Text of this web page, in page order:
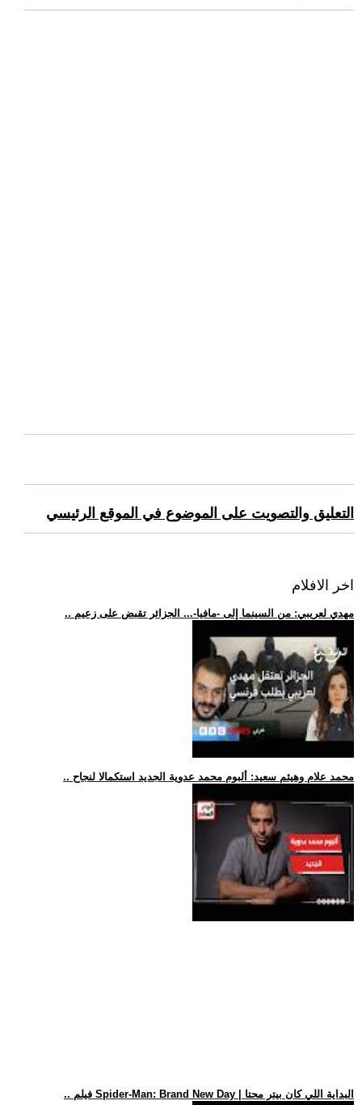
التعليق والتصويت على الموضوع في الموقع الرئيسي
اخر الافلام
.. مهدي لعريبي: من السينما إلى -مافيا-... الجزائر تقبض على زعيم
.. محمد علام وهيثم سعيد: ألبوم محمد عدوية الجديد استكمالا لنجاح
.. فيلم Spider-Man: Brand New Day | البداية اللي كان بيتر محتا